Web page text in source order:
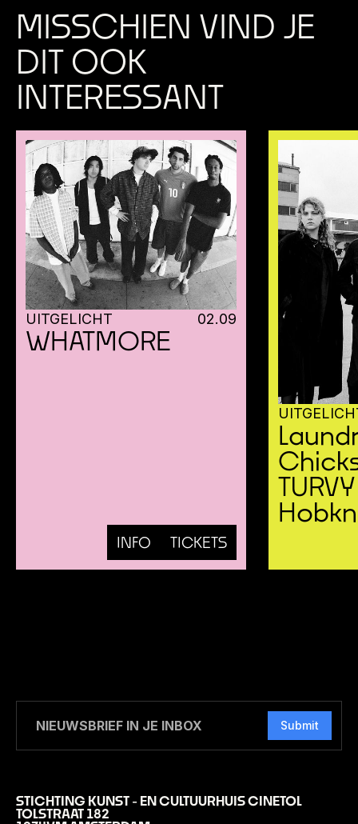
MISSCHIEN VIND JE
DIT OOK
INTERESSANT
UITGELICHT 02.09
WHATMORE
INFO TICKETS
Submit
STICHTING KUNST - EN CULTUURHUIS CINETOL
TOLSTRAAT 182